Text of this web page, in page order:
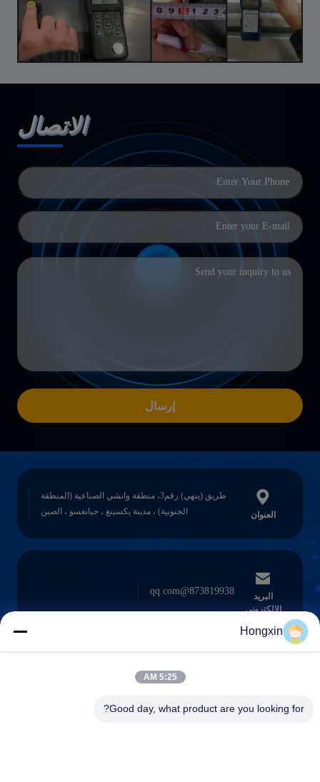
الاتصال
إرسال
العنوان
طريق (ينهي) رقم3، منطقة وانشي الصناعية (المنطقة
الجنوبية) ، مدينة يكسينغ ، جيانغسو ، الصين
البريد
الإلكتروني
873819938@qq.com
0086-510-13601538657
Hongxin
5:25 AM
Good day, what product are you looking for?